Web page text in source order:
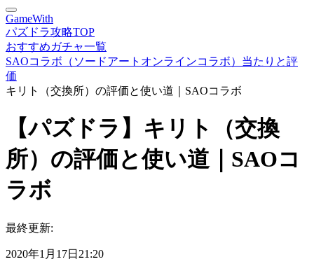
GameWith
パズドラ攻略TOP
おすすめガチャ一覧
SAOコラボ（ソードアートオンラインコラボ）当たりと評
価
キリト（交換所）の評価と使い道｜SAOコラボ
【パズドラ】キリト（交換
所）の評価と使い道｜SAOコ
ラボ
最終更新:
2020年1月17日21:20